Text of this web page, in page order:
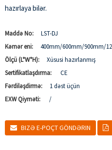
hazırlaya bilər.
Maddə No:
LST-DJ
Kəmər eni:
400mm/600mm/900mm/
Ölçü (L*W*H):
Xüsusi hazırlanmış
Sertifikatlaşdırma:
CE
Fərdiləşdirmə:
1 dəst üçün
EXW Qiyməti:
/
BIZƏ E-POÇT GÖNDƏRIN